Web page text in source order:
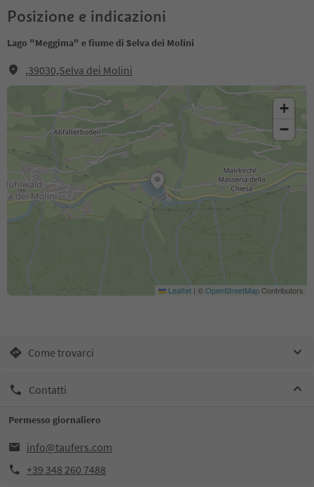
Posizione e indicazioni
Lago "Meggima" e fiume di Selva dei Molini
,39030,Selva dei Molini
+
−
Leaflet | ©OpenStreetMapContributors
Come trovarci
Contatti
Permesso giornaliero
info@taufers.com
+39 348 260 7488